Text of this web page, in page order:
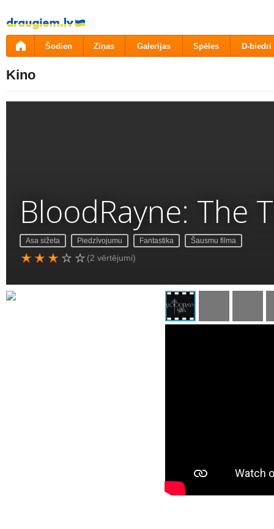
Pāriet
uz
saturu
Šodien Ziņas Galerijas Spēles D-biedri
Kino
BloodRayne: The
Asa sižeta Piedzīvojumu Fantastika Šausmu filma
(2 vērtējumi)